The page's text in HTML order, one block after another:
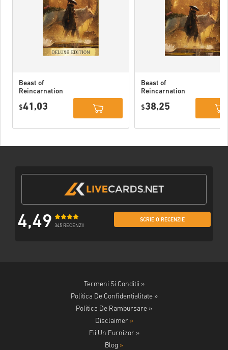
Beast of
Reincarnation
PC (STEAM)
$41,03
Beast of
Reincarnation
$38,25
4,49 345 RECENZII
SCRIE O RECENZIE
Termeni Si Conditii »
Politica De Confidențialitate »
Politica De Rambursare »
Disclaimer »
Fii Un Furnizor »
Blog »